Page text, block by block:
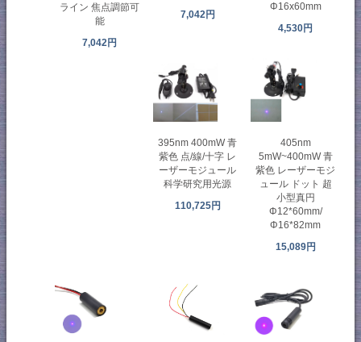
ライン 焦点調節可
能
7,042円
7,042円
Φ16x60mm
4,530円
395nm 400mW 青
紫色 点/線/十字 レ
ーザーモジュール
科学研究用光源
110,725円
405nm
5mW~400mW 青
紫色 レーザーモジ
ュール ドット 超
小型真円
Φ12*60mm/
Φ16*82mm
15,089円